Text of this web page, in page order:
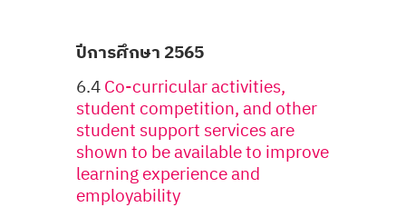
ปีการศึกษา 2565
6.4Co-curricular activities,
student competition, and other
student support services are
shown to be available to improve
learning experience and
employability